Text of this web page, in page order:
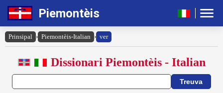
Piemontèis
Prinsipal › Piemontèis-Italian › ver
Dissionari Piemontèis - Italian